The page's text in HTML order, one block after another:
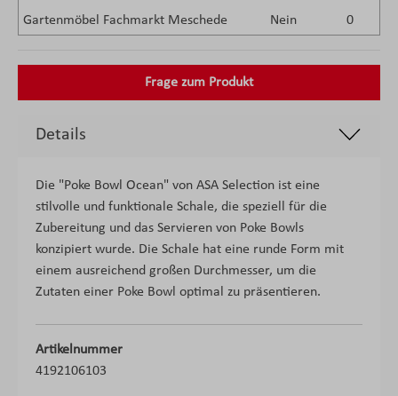
Gartenmöbel Fachmarkt Meschede
Nein 0
Frage zum Produkt
Details
Die "Poke Bowl Ocean" von ASA Selection ist eine
stilvolle und funktionale Schale, die speziell für die
Zubereitung und das Servieren von Poke Bowls
konzipiert wurde. Die Schale hat eine runde Form mit
einem ausreichend großen Durchmesser, um die
Zutaten einer Poke Bowl optimal zu präsentieren.
Artikelnummer
4192106103